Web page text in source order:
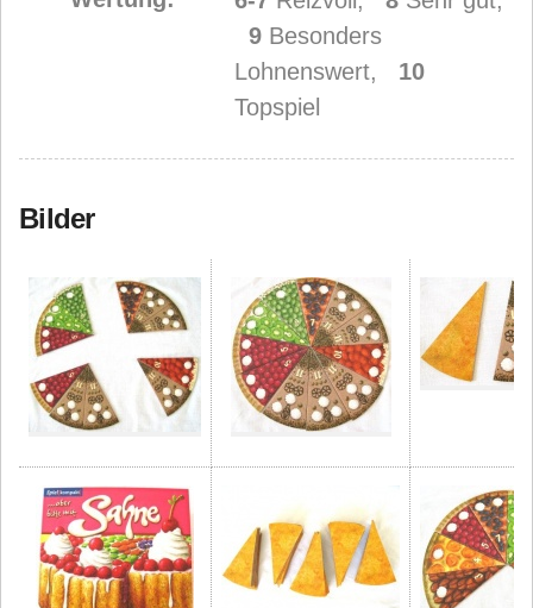
9 Besonders
Lohnenswert, 10
Topspiel
Bilder